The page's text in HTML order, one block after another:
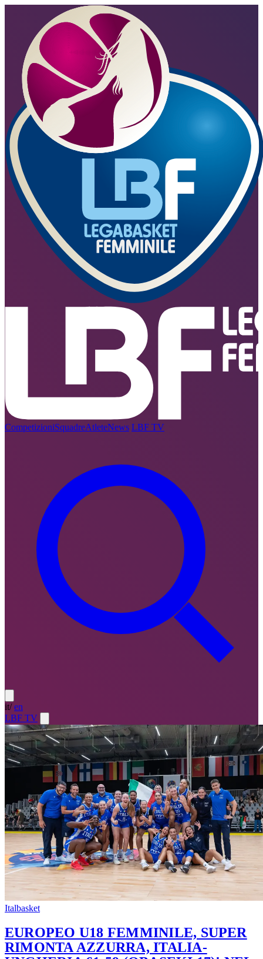
CompetizioniSquadreAtleteNews LBF TV
it/ en
LBF TV
Italbasket
EUROPEO U18 FEMMINILE, SUPER
RIMONTA AZZURRA, ITALIA-